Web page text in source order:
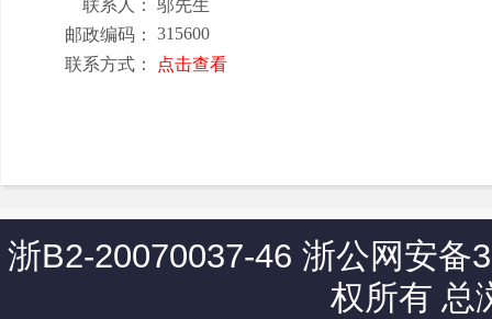
联系人：
邬先生
邮政编码：
315600
联系方式：
点击查看
浙B2-20070037-46 浙公网安备
权所有 总